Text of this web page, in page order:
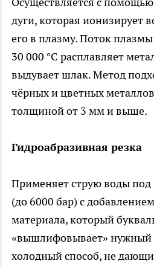
дуги, которая ионизирует
его в плазму. Поток
30 000 °C расплавляет
выдувает шлак. Метод
чёрных и цветных
толщиной от 3 мм и выше.
Гидроабразивная резка
Применяет струю воды
(до 6000 бар) с
материала, который
«вышлифовывает» нужный
холодный способ, не